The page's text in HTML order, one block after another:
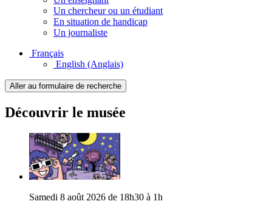
Un chercheur ou un étudiant
En situation de handicap
Un journaliste
Français
English (Anglais)
Aller au formulaire de recherche
Découvrir le musée
Samedi 8 août 2026 de 18h30 à 1h